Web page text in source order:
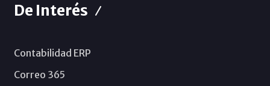
De Interés
Contabilidad ERP
Correo 365